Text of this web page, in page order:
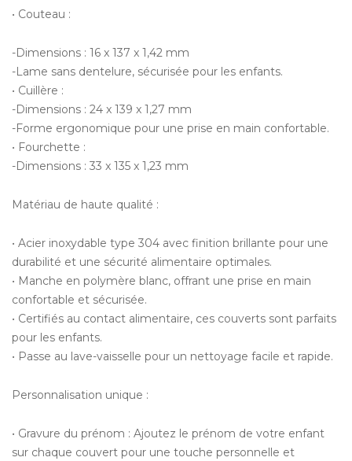
• Couteau :
-Dimensions : 16 x 137 x 1,42 mm
-Lame sans dentelure, sécurisée pour les enfants.
• Cuillère :
-Dimensions : 24 x 139 x 1,27 mm
-Forme ergonomique pour une prise en main confortable.
• Fourchette :
-Dimensions : 33 x 135 x 1,23 mm
Matériau de haute qualité :
• Acier inoxydable type 304 avec finition brillante pour une
durabilité et une sécurité alimentaire optimales.
• Manche en polymère blanc, offrant une prise en main
confortable et sécurisée.
• Certifiés au contact alimentaire, ces couverts sont parfaits
pour les enfants.
• Passe au lave-vaisselle pour un nettoyage facile et rapide.
Personnalisation unique :
• Gravure du prénom : Ajoutez le prénom de votre enfant
sur chaque couvert pour une touche personnelle et